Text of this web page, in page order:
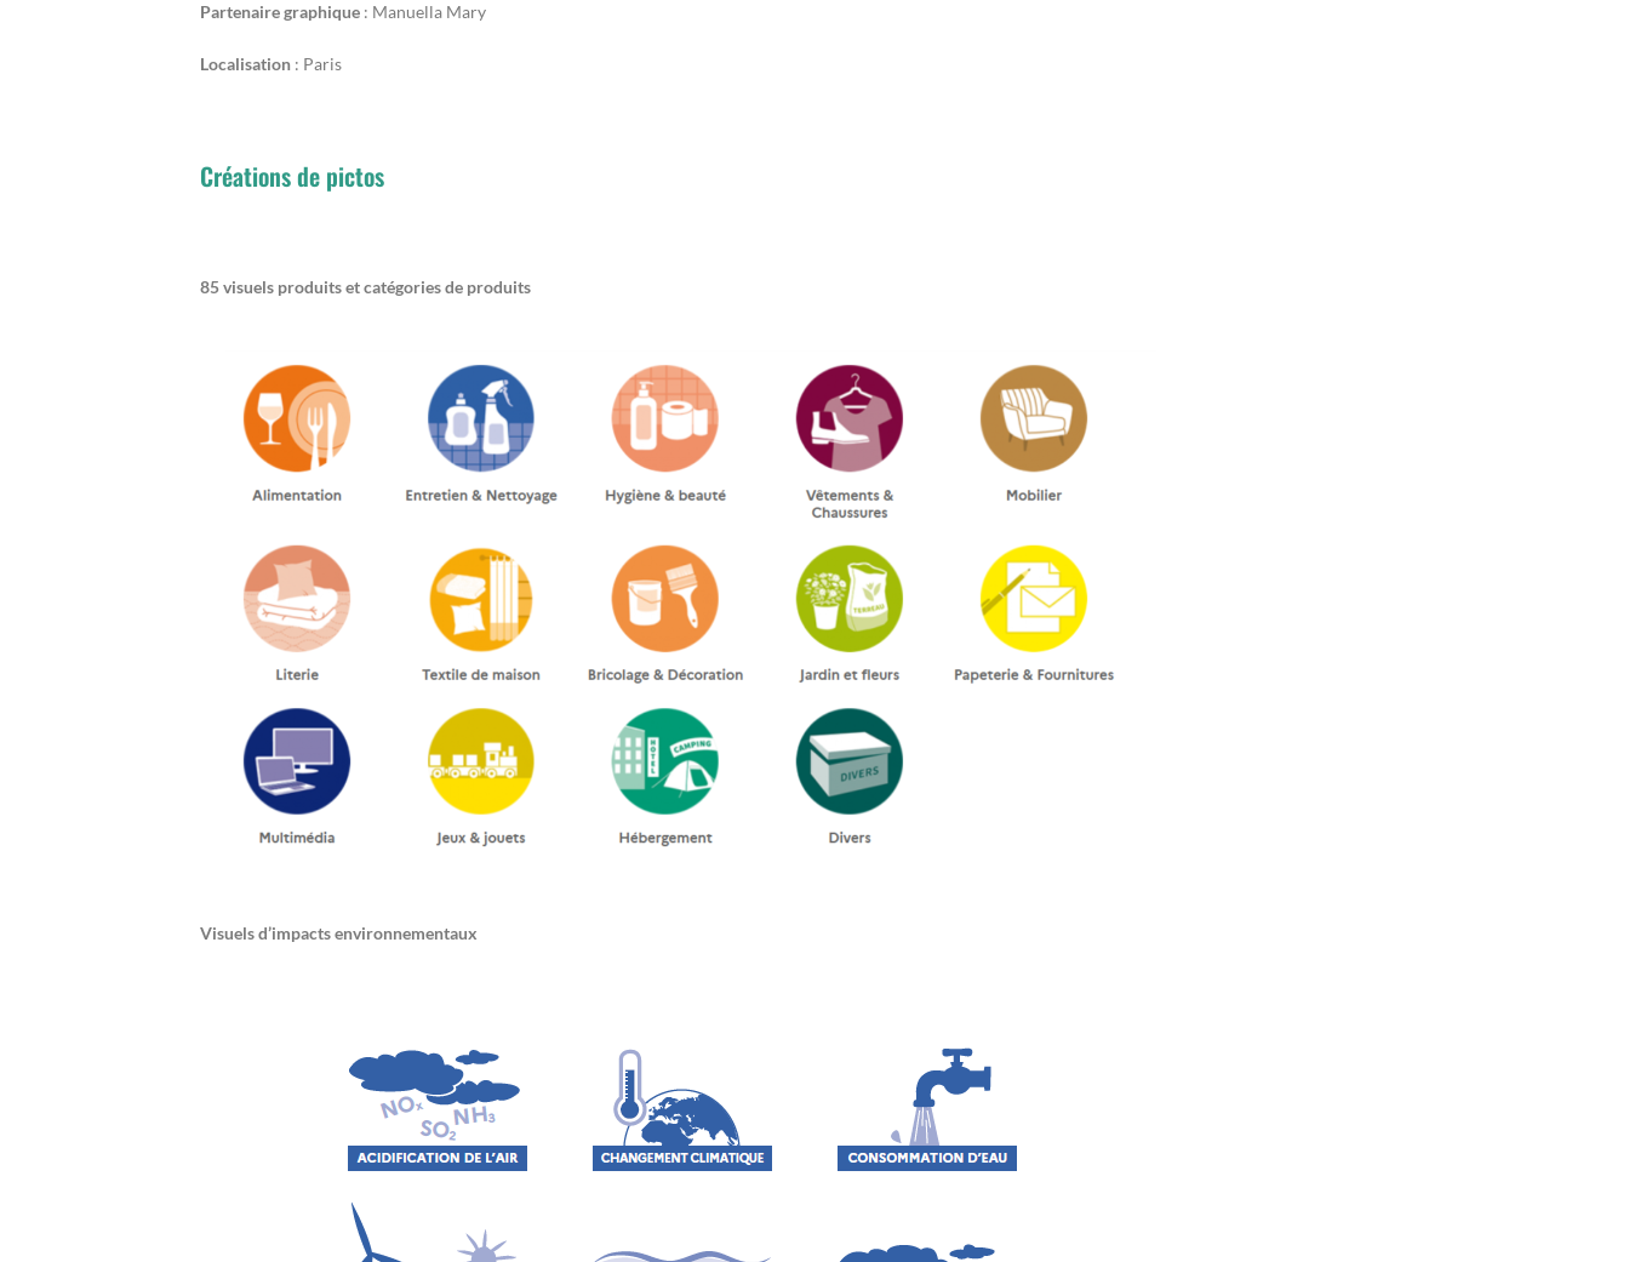
Partenaire graphique : Manuella Mary
Localisation : Paris
Créations de pictos
85 visuels produits et catégories de produits
Visuels d’impacts environnementaux